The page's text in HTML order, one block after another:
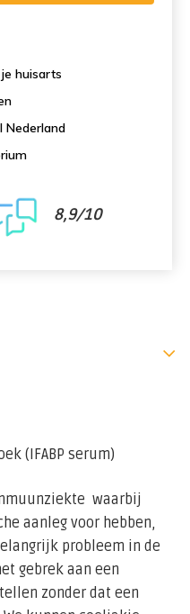
huisarts
Nederland
8,9/10
(IFABP serum)
waarbij
aanleg voor hebben,
probleem in de
gebrek aan een
zonder dat een